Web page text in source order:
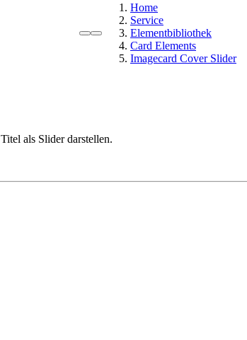
Home
Service
Elementbibliothek
Card Elements
Imagecard Cover Slider
als Slider darstellen.